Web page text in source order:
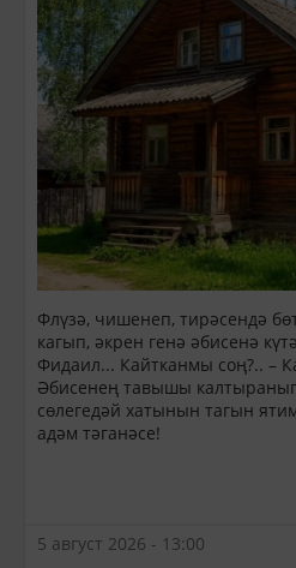
Флүзә, чишенеп, тирәсендә
кагып, әкрен генә әбисенә
Фидаил... Кайтканмы соң?.. –
Әбисенең тавышы
сөлегедәй хатынын тагын
адәм тәганәсе!
5 август 2026 - 13:00